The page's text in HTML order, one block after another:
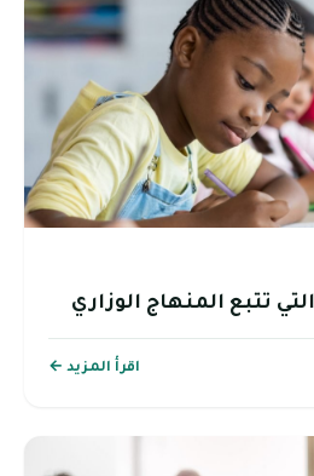
تتبع المنهاج الوزاري
اقرأ المزيد ←